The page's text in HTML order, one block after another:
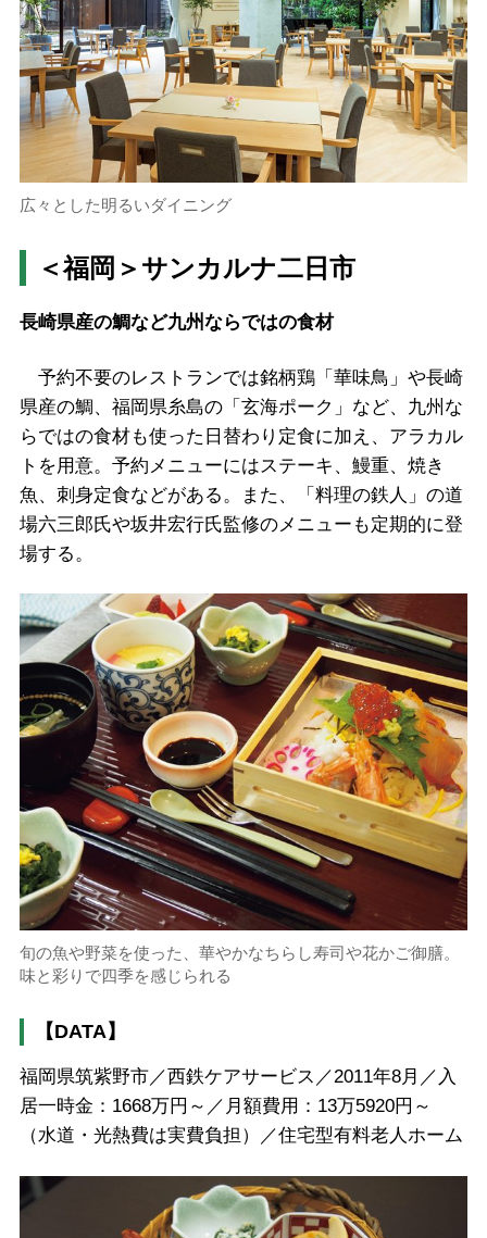
広々とした明るいダイニング
＜福岡＞サンカルナ二日市
長崎県産の鯛など九州ならではの食材
予約不要のレストランでは銘柄鶏「華味鳥」や長崎
県産の鯛、福岡県糸島の「玄海ポーク」など、九州な
らではの食材も使った日替わり定食に加え、アラカル
トを用意。予約メニューにはステーキ、鰻重、焼き
魚、刺身定食などがある。また、「料理の鉄人」の道
場六三郎氏や坂井宏行氏監修のメニューも定期的に登
場する。
旬の魚や野菜を使った、華やかなちらし寿司や花かご御膳。
味と彩りで四季を感じられる
【DATA】
福岡県筑紫野市／西鉄ケアサービス／2011年8月／入
居一時金：1668万円～／月額費用：13万5920円～
（水道・光熱費は実費負担）／住宅型有料老人ホーム